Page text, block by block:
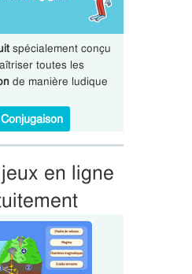
spécialement conçu
toutes les
de manière ludique
en ligne